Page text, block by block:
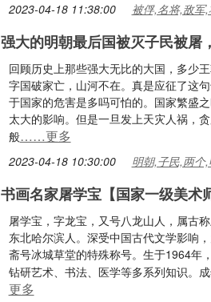
2023-04-18 11:38:00 被俘,名将,敌军
强大的明朝最后国被灭子民被屠
回顾历史上那些强大无比的大国，多少
字国破家亡，山河不在。真是应征了这
于国家的危害是多吗可怕的。国家繁盛
太大的影响。但是一旦发上天灾人祸，
般……更多
2023-04-18 10:30:00 明朝,子民,两个
书画名家屠学宝【国家一级美术
屠学宝，字龙宝，又号八龙山人，属古
东北哈尔滨人。深受中国古代文学影响
斋号冰城草堂的特殊称号。生于1964年
钻研艺术、书法、医学等多系列知识。
更多